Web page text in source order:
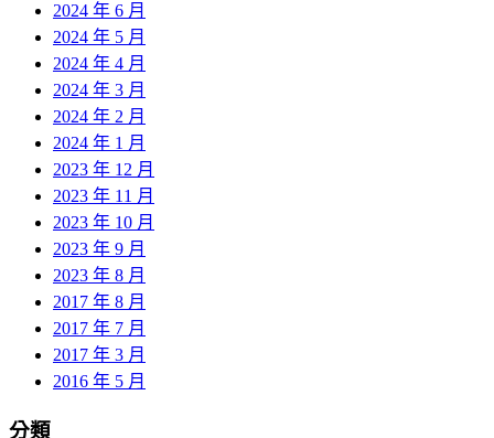
2024 年 6 月
2024 年 5 月
2024 年 4 月
2024 年 3 月
2024 年 2 月
2024 年 1 月
2023 年 12 月
2023 年 11 月
2023 年 10 月
2023 年 9 月
2023 年 8 月
2017 年 8 月
2017 年 7 月
2017 年 3 月
2016 年 5 月
分類